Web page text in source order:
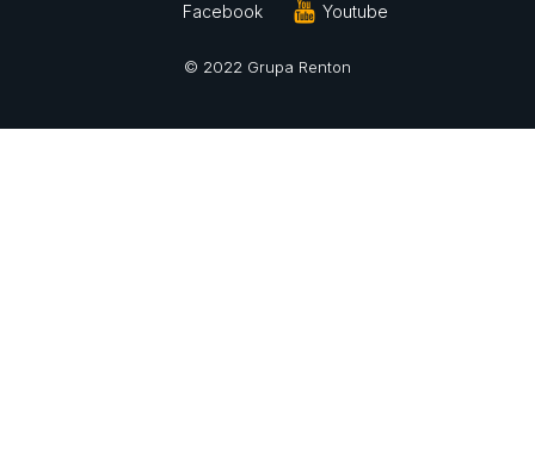
© 2022 Grupa Renton
Facebook Youtube